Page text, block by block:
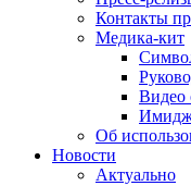
Контакты
Медика-кит
Видео
Об
Новости
Актуально